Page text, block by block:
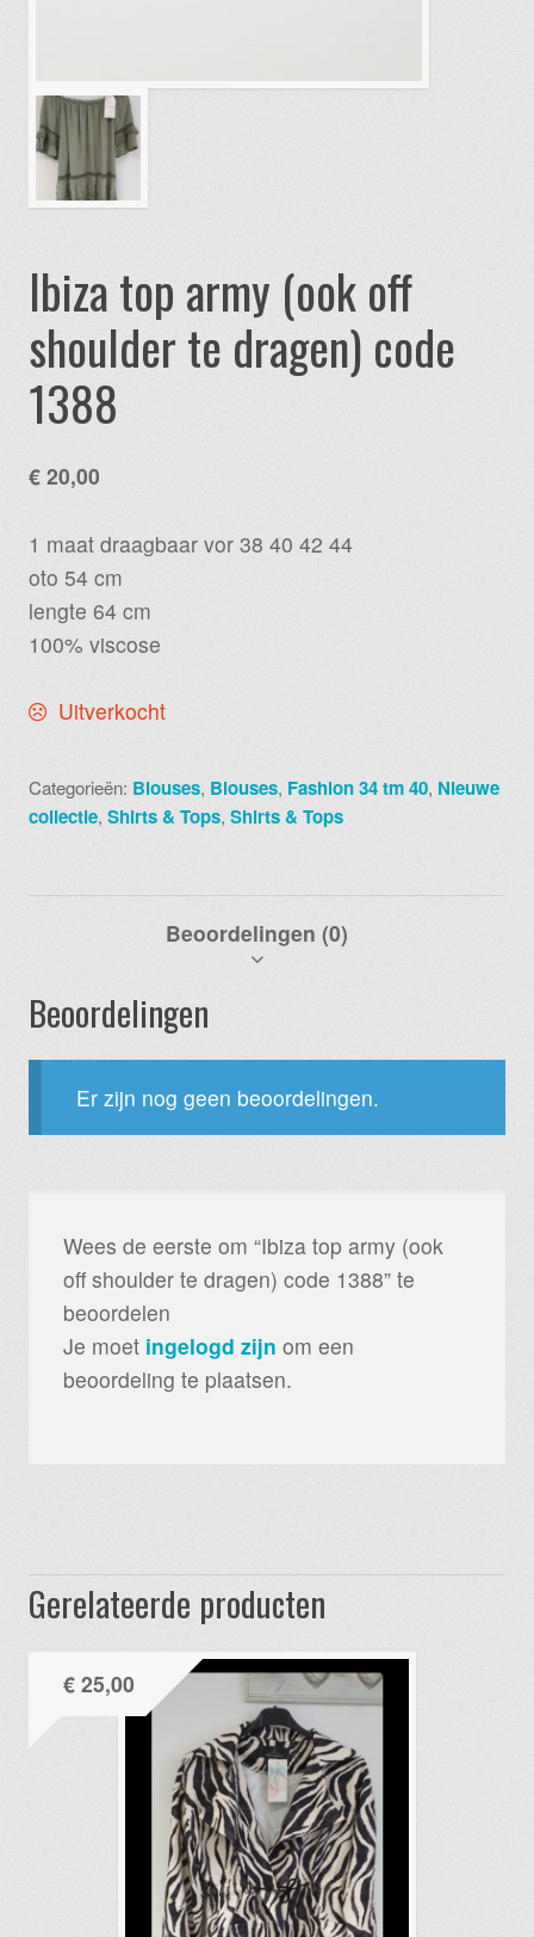
Ibiza top army (ook off
shoulder te dragen) code
1388
€ 20,00
1 maat draagbaar vor 38 40 42 44
oto 54 cm
lengte 64 cm
100% viscose
Uitverkocht
Categorieën: Blouses, Blouses, Fashion 34 tm 40, Nieuwe
collectie,Shirts & Tops,Shirts & Tops
Beoordelingen (0)
Beoordelingen
Er zijn nog geen beoordelingen.
Wees de eerste om “Ibiza top army (ook
off shoulder te dragen) code 1388” te
beoordelen
Je moet ingelogd zijn om een
beoordeling te plaatsen.
Gerelateerde producten
€25,00